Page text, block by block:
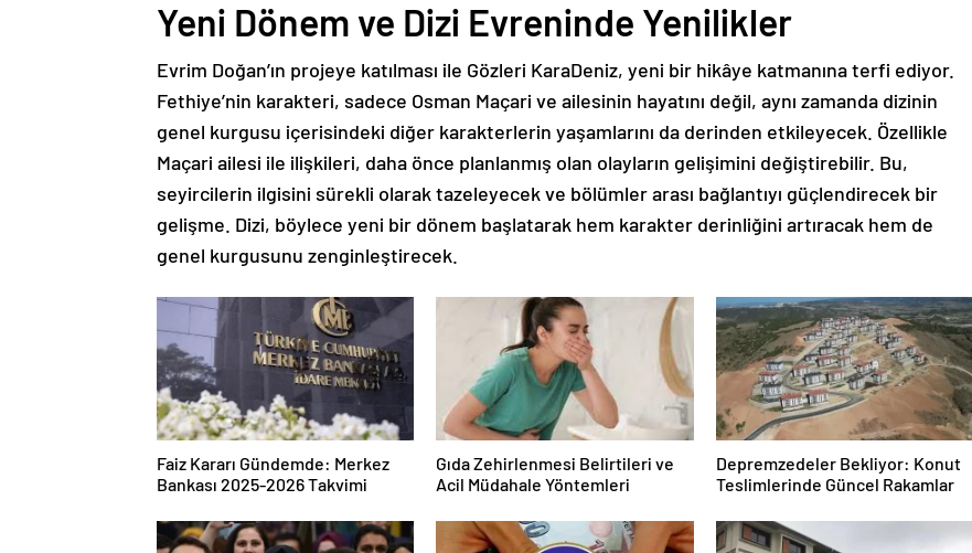
Yeni Dönem ve Dizi Evreninde Yenilikler
Evrim Doğan’ın projeye katılması ile Gözleri KaraDeniz, yeni bir hikâye katmanına terfi ediyor.
Fethiye’nin karakteri, sadece Osman Maçari ve ailesinin hayatını değil, aynı zamanda dizinin
genel kurgusu içerisindeki diğer karakterlerin yaşamlarını da derinden etkileyecek. Özellikle
Maçari ailesi ile ilişkileri, daha önce planlanmış olan olayların gelişimini değiştirebilir. Bu,
seyircilerin ilgisini sürekli olarak tazeleyecek ve bölümler arası bağlantıyı güçlendirecek bir
gelişme. Dizi, böylece yeni bir dönem başlatarak hem karakter derinliğini artıracak hem de
genel kurgusunu zenginleştirecek.
Faiz Kararı Gündemde: Merkez
Bankası 2025-2026 Takvimi
Gıda Zehirlenmesi Belirtileri ve
Acil Müdahale Yöntemleri
Depremzedeler Bekliyor: Konut
Teslimlerinde Güncel Rakamlar